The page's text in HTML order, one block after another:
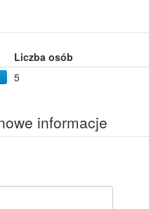
Liczba osób
5
informacje